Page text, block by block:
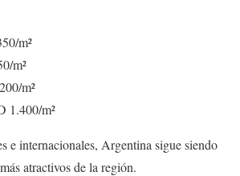
m²
m²
m²
1.400/m²
e internacionales, Argentina sigue siendo
atractivos de la región.